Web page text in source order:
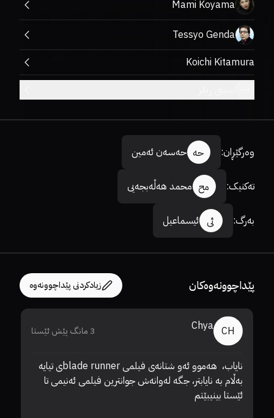
Mami Koyama
Tessyo Genda
Koichi Kitamura
وەرگێڕان: حە حەسەن ئەمین
تەکنیک: مح محمد هەڵەبجەیی
بەرگ: ئی ئیسماعیل
پێداچوونەوەکان زیادکردنی پێداچوونەوە
CH
Chya 3 مانگ پێش ئێستا
بەڵام بە نایابتر، جگە لەوانەش جوانترین فیلمی ئەنیمی تا
ئێستا بینیبێتم